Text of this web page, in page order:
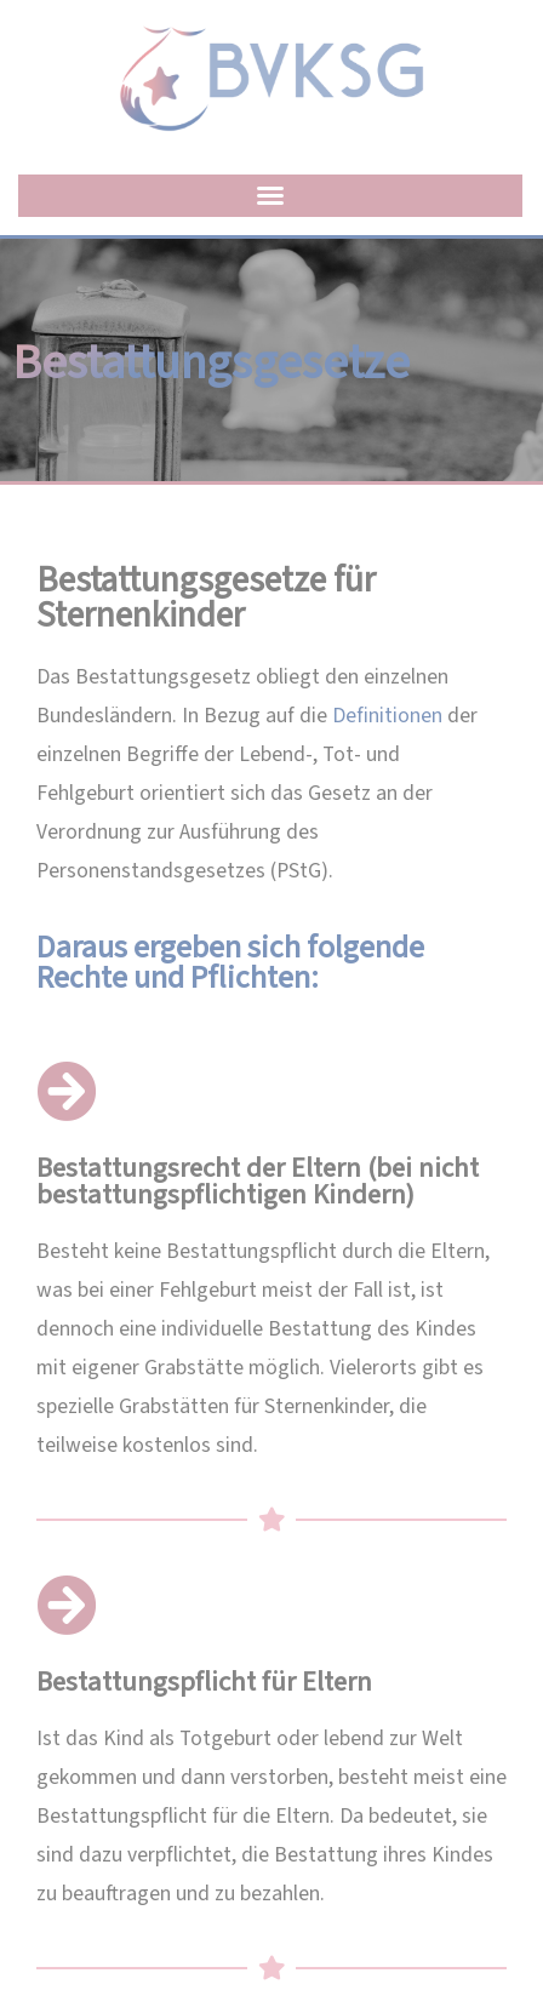
Bestattungsgesetze
Bestattungsgesetze für
Sternenkinder
Das Bestattungsgesetz obliegt den einzelnen
Bundesländern. In Bezug auf die Definitionen der
einzelnen Begriffe der Lebend-, Tot- und
Fehlgeburt orientiert sich das Gesetz an der
Verordnung zur Ausführung des
Personenstandsgesetzes (PStG).
Daraus ergeben sich folgende
Rechte und Pflichten:
Bestattungsrecht der Eltern (bei nicht
bestattungspflichtigen Kindern)
Besteht keine Bestattungspflicht durch die Eltern,
was bei einer Fehlgeburt meist der Fall ist, ist
dennoch eine individuelle Bestattung des Kindes
mit eigener Grabstätte möglich. Vielerorts gibt es
spezielle Grabstätten für Sternenkinder, die
teilweise kostenlos sind.
Bestattungspflicht für Eltern
Ist das Kind als Totgeburt oder lebend zur Welt
gekommen und dann verstorben, besteht meist eine
Bestattungspflicht für die Eltern. Da bedeutet, sie
sind dazu verpflichtet, die Bestattung ihres Kindes
zu beauftragen und zu bezahlen.